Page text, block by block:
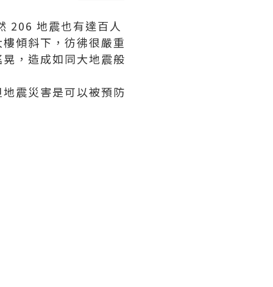
206 地震也有達百人
傾斜下，彷彿很嚴重
，造成如同大地震般
震災害是可以被預防